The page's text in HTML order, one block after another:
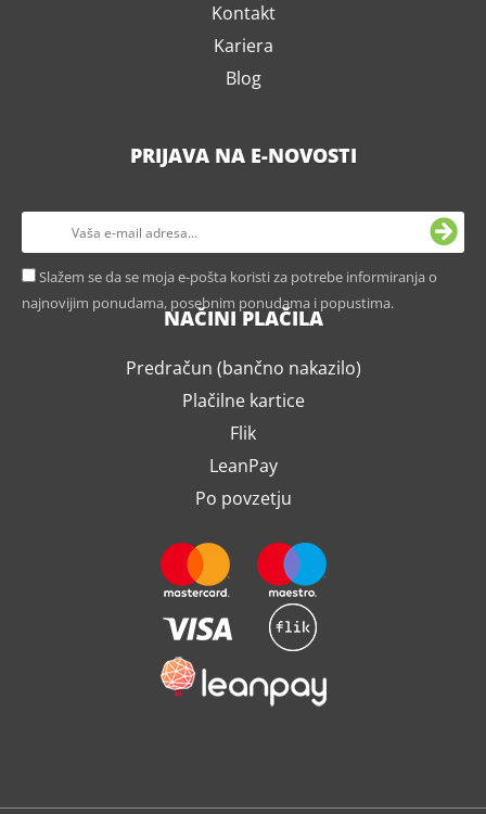
Kontakt
Kariera
Blog
PRIJAVA NA E-NOVOSTI
Slažem se da se moja e-pošta koristi za potrebe informiranja o
najnovijim ponudama, posebnim ponudama i popustima.
NAČINI PLAČILA
Predračun (bančno nakazilo)
Plačilne kartice
Flik
LeanPay
Po povzetju